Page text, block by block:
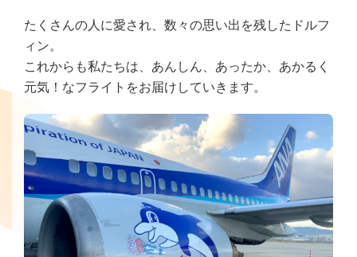
たくさんの人に愛され、数々の思い出を残したドルフ
ィン。
これからも私たちは、あんしん、あったか、あかるく
元気！なフライトをお届けしていきます。